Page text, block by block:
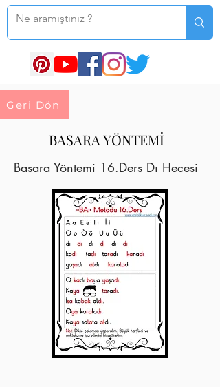
Geri Dön
BASARA YÖNTEMİ
Basara Yöntemi 16.Ders Dı Hecesi